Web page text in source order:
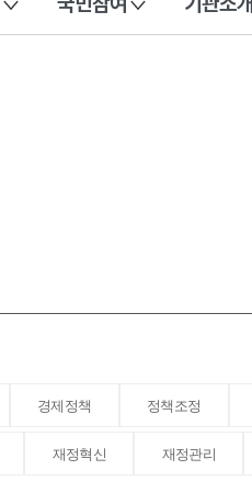
경제정책 정책조정
재정혁신 재정관리